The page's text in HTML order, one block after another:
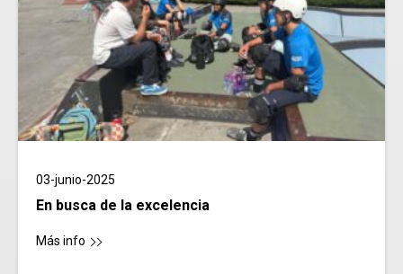
03-junio-2025
En busca de la excelencia
Más info